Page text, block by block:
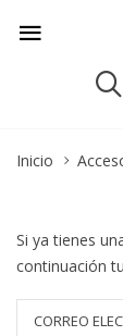
Inicio
Si ya tienes
continuación